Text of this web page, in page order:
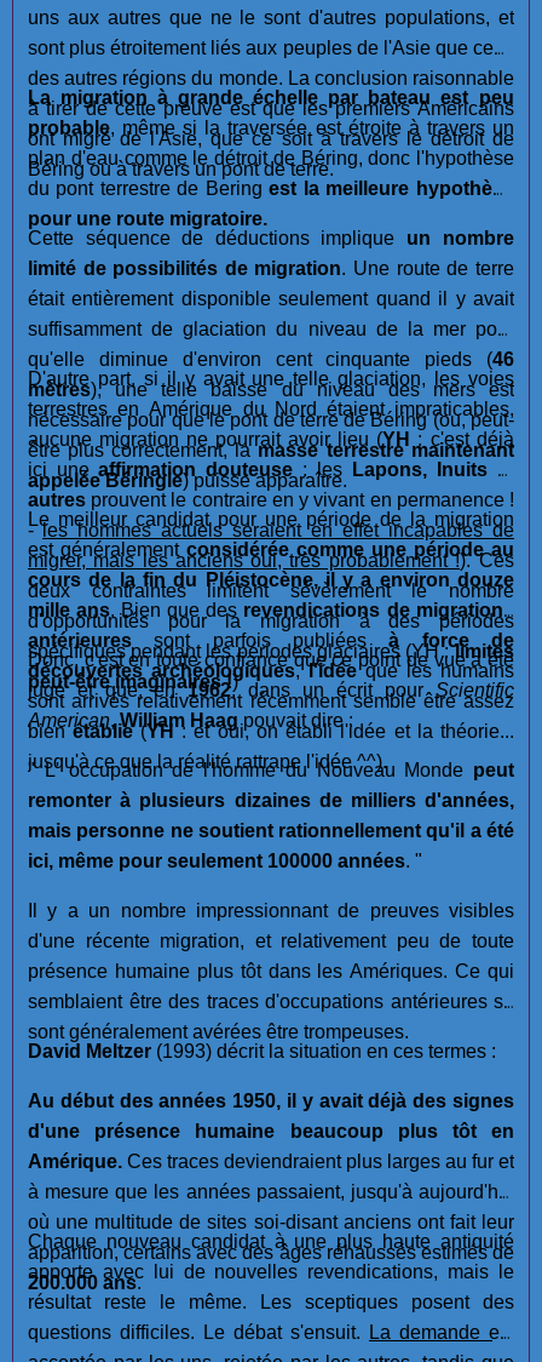
uns aux autres que ne le sont d'autres populations, et
sont plus étroitement liés aux peuples de l'Asie que ceux
des autres régions du monde. La conclusion raisonnable
à tirer de cette preuve est que les premiers Américains
ont migré de l'Asie, que ce soit à travers le détroit de
Béring ou à travers un pont de terre.
La migration à grande échelle par bateau est peu
probable, même si la traversée est étroite à travers un
plan d'eau comme le détroit de Béring, donc l'hypothèse
du pont terrestre de Bering est la meilleure hypothèse
pour une route migratoire.
Cette séquence de déductions implique un nombre
limité de possibilités de migration. Une route de terre
était entièrement disponible seulement quand il y avait
suffisamment de glaciation du niveau de la mer pour
qu'elle diminue d'environ cent cinquante pieds (46
mètres), une telle baisse du niveau des mers est
nécessaire pour que le pont de terre de Béring (ou, peut-
être plus correctement, lamasse terrestre maintenant
appelée Béringie) puisse apparaître.
D'autre part, si il y avait une telle glaciation, les voies
terrestres en Amérique du Nord étaient impraticables,
aucune migration ne pourrait avoir lieu (YH : c'est déjà
ici une affirmation douteuse : les Lapons, Inuits et
autres prouvent le contraire en y vivant en permanence !
-les hommes actuels seraient en effet incapables de
migrer, mais les anciens oui, très probablement !). Ces
deux contraintes limitent sévèrement le nombre
d'opportunités pour la migration à des périodes
spécifiques pendant les périodes glaciaires (YH :limites
peut-être imaginaires !)
Le meilleur candidat pour une période de la migration
est généralement considérée comme une période au
cours de la fin du Pléistocène, il y a environ douze
mille ans. Bien que des revendications de migrations
antérieures sont parfois publiées à force de
découvertes archéologiques,l'idéeque les humains
sont arrivés relativement récemment semble être assez
bienétablie(YH: et oui, on établi l'idée et la théorie...
jusqu'à ce que la réalité rattrape l'idée ^^).
Donc, c'est en toute confiance que ce point de vue a été
jugé et que, en1962, dans un écrit pourScientific
American,William Haagpouvait dire :
" L' occupation de l'homme du Nouveau Monde peut
remonter à plusieurs dizaines de milliers d'années,
mais personne ne soutient rationnellement qu'il a été
ici, même pour seulement 100000 années. "
Il y a un nombre impressionnant de preuves visibles
d'une récente migration, et relativement peu de toute
présence humaine plus tôt dans les Amériques. Ce qui
semblaient être des traces d'occupations antérieures se
sont généralement avérées être trompeuses.
David Meltzer (1993) décrit la situation en ces termes :
Au début des années 1950, il y avait déjà des signes
d'une présence humaine beaucoup plus tôt en
Amérique. Ces traces deviendraient plus larges au fur et
à mesure que les années passaient, jusqu'à aujourd'hui
où une multitude de sites soi-disant anciens ont fait leur
apparition, certains avec des âges réhaussés estimés de
200.000 ans.
Chaque nouveau candidat à une plus haute antiquité
apporte avec lui de nouvelles revendications, mais le
résultat reste le même. Les sceptiques posent des
questions difficiles. Le débat s'ensuit.
La demande est